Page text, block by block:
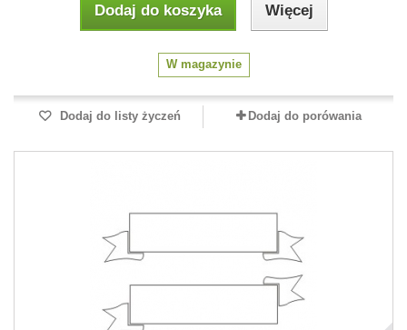
Dodaj do koszyka Więcej
W magazynie
Dodaj do listy życzeń Dodaj do porówania